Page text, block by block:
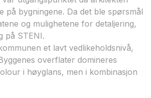
på bygningene. Da det ble spørsmål
og mulighetene for detaljering,
på STENI.
et lavt vedlikeholdsnivå,
overflater domineres
i høyglans, men i kombinasjon